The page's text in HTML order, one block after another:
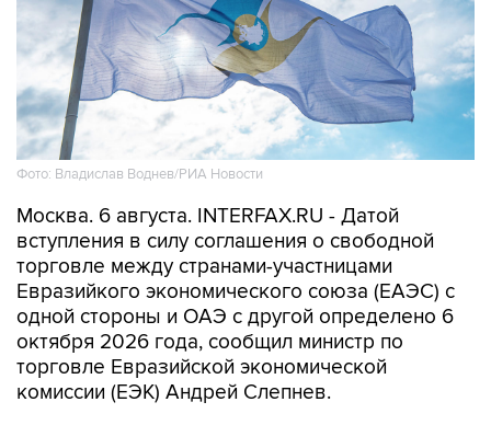
Фото: Владислав Воднев/РИА Новости
Москва. 6 августа. INTERFAX.RU - Датой
вступления в силу соглашения о свободной
торговле между странами-участницами
Евразийкого экономического союза (ЕАЭС) с
одной стороны и ОАЭ с другой определено 6
октября 2026 года, сообщил министр по
торговле Евразийской экономической
комиссии (ЕЭК) Андрей Слепнев.